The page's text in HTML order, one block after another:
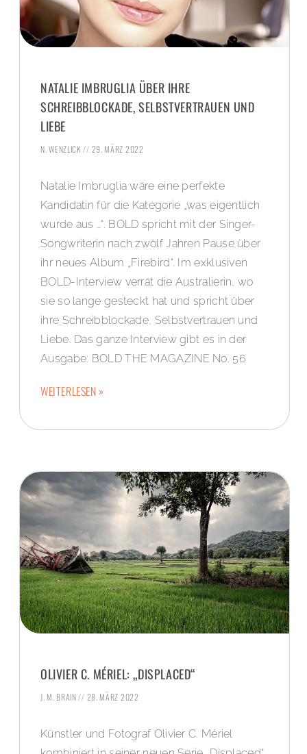
NATALIE IMBRUGLIA ÜBER IHRE
SCHREIBBLOCKADE, SELBSTVERTRAUEN UND
LIEBE
N. WENZLICK 29. MÄRZ 2022
Natalie Imbruglia wäre eine perfekte
Kandidatin für die Kategorie „was eigentlich
wurde aus …“. BOLD spricht mit der Singer-
Songwriterin nach zwölf Jahren Pause über
ihr neues Album „Firebird“. Im exklusiven
BOLD-Interview verrät die Australierin, wo
sie so lange gesteckt hat und spricht über
ihre Schreibblockade, Selbstvertrauen und
Liebe. Das ganze Interview gibt es in der
Ausgabe: BOLD THE MAGAZINE No. 56
WEITERLESEN »
OLIVIER C. MÉRIEL: „DISPLACED“
J. M. BRAIN 28. MÄRZ 2022
Künstler und Fotograf Olivier C. Mériel